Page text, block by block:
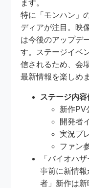
ます。
特に「モンハン」
ディアが注目。映
は今後のアップデ
す。ステージイベ
信されるため、会
最新情報を楽しめ
ステージ内容
新作PV
開発者
実況プ
ファン
「バイオハ
事前に新情
者」新作は新